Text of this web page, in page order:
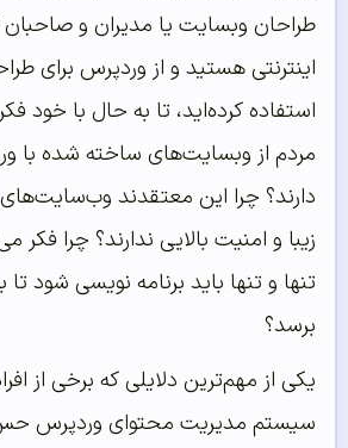
طراحان وبسایت یا مدیران و
اینترنتی هستید و از وردپرس برای
استفاده کرده‌اید، تا به حال با خود
مردم از وبسایت‌های ساخته شده با
دارند؟ چرا این معتقدند
زیبا و امنیت بالایی ندارند؟ چرا
تنها و تنها باید برنامه نویسی شود تا
برسد؟
یکی از مهم‌ترین دلایلی که برخی از
سیستم مدیریت محتوای وردپرس حس